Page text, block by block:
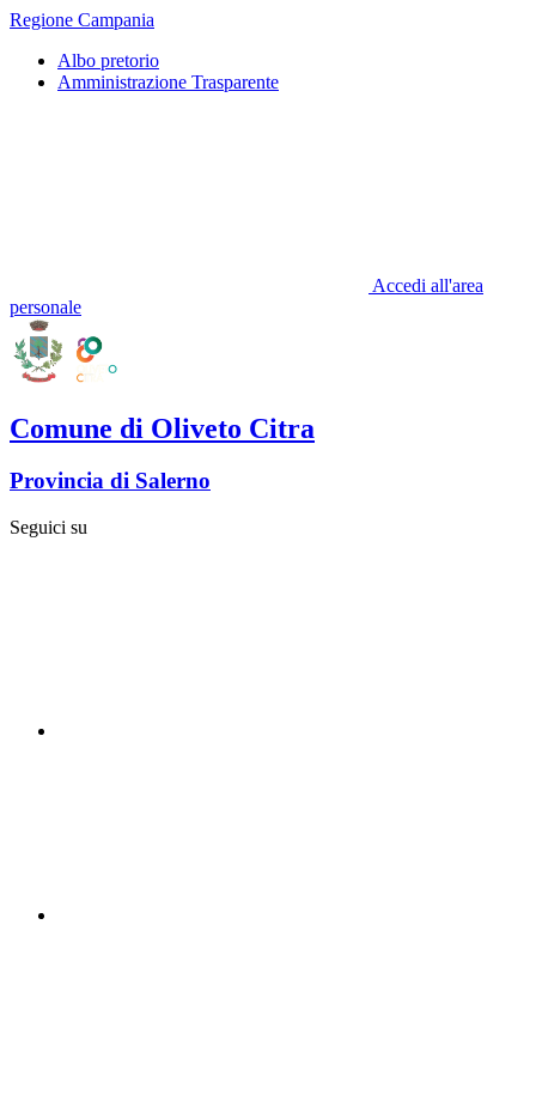
Regione Campania
Albo pretorio
Amministrazione Trasparente
Accedi all'area
personale
Comune di Oliveto Citra
Provincia di Salerno
Seguici su